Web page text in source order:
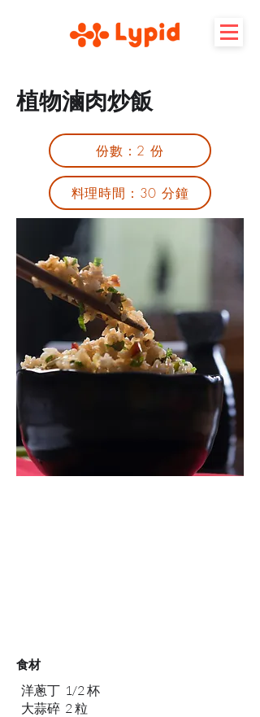
植物滷肉炒飯
份數：2 份
料理時間：30 分鐘
食材
洋蔥丁 1/2 杯
大蒜碎 2 粒